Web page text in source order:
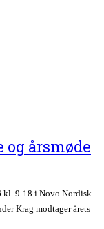
årsmøde
kl. 9-18 i Novo Nordisk
Krag modtager årets